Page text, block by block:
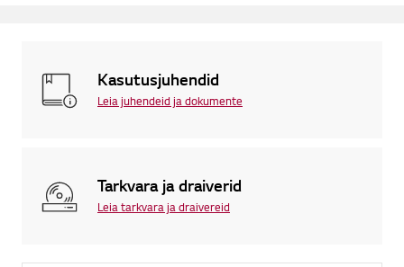
Kasutusjuhendid
Leia juhendeid ja dokumente
Tarkvara ja draiverid
Leia tarkvara ja draivereid